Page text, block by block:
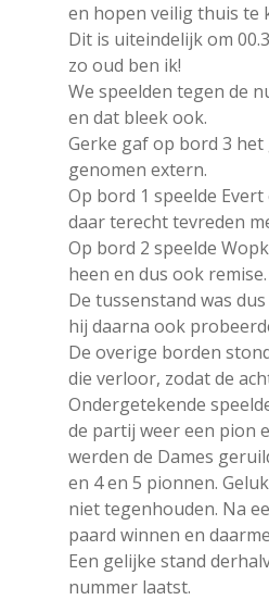
en hopen veilig thuis te
Dit is uiteindelijk om
zo oud ben ik!
We speelden tegen de
en dat bleek ook.
Gerke gaf op bord 3
genomen extern.
Op bord 1 speelde
daar terecht tevreden
Op bord 2 speelde
heen en dus ook remise.
De tussenstand was
hij daarna ook
De overige borden
die verloor, zodat de
Ondergetekende
de partij weer een pion
werden de Dames
en 4 en 5 pionnen.
niet tegenhouden. Na
paard winnen en
Een gelijke stand
nummer laatst.